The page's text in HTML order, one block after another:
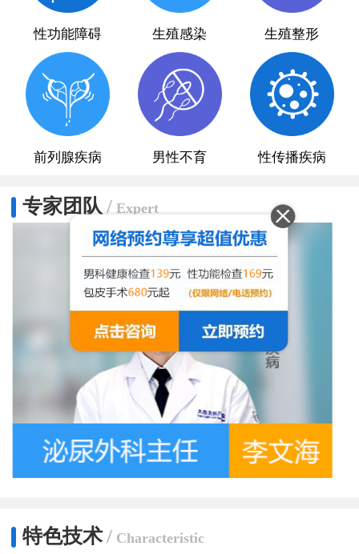
性功能障碍 生殖感染 生殖整形
前列腺疾病 男性不育 性传播疾病
专家团队 / Expert
特色技术/ Characteristic